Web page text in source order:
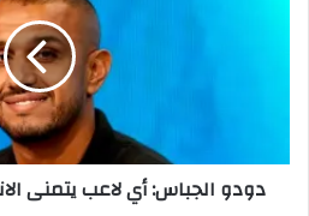
دودو الجباس: أي لاعب يتمنى